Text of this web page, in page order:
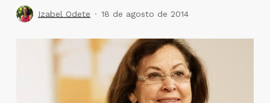
Izabel Odete 18 de agosto de 2014